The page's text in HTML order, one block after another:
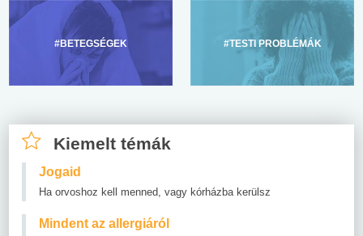
#BETEGSÉGEK #TESTI PROBLÉMÁK
Kiemelt témák
Jogaid
Ha orvoshoz kell menned, vagy kórházba kerülsz
Mindent az allergiáról